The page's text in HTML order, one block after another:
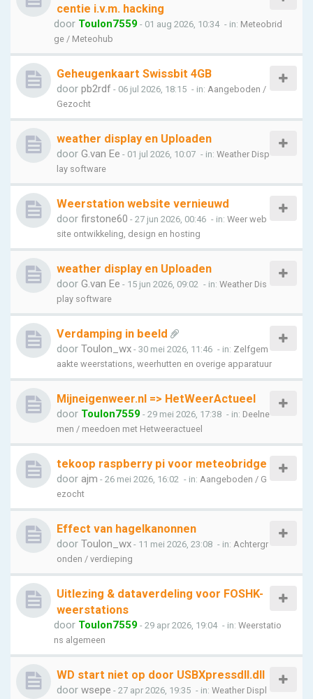
centie i.v.m. hacking
door Toulon7559 - 01 aug 2026, 10:34 - in: Meteobrid
ge / Meteohub
Geheugenkaart Swissbit 4GB
door pb2rdf - 06 jul 2026, 18:15 - in: Aangeboden /
Gezocht
weather display en Uploaden
door G.van Ee - 01 jul 2026, 10:07 - in: Weather Disp
lay software
Weerstation website vernieuwd
door firstone60 - 27 jun 2026, 00:46 - in: Weer web
site ontwikkeling, design en hosting
weather display en Uploaden
door G.van Ee - 15 jun 2026, 09:02 - in: Weather Dis
play software
Verdamping in beeld
door Toulon_wx - 30 mei 2026, 11:46 - in: Zelfgem
aakte weerstations, weerhutten en overige apparatuur
Mijneigenweer.nl => HetWeerActueel
door Toulon7559 - 29 mei 2026, 17:38 - in: Deelne
men / meedoen met Hetweeractueel
tekoop raspberry pi voor meteobridge
door ajm - 26 mei 2026, 16:02 - in: Aangeboden / G
ezocht
Effect van hagelkanonnen
door Toulon_wx - 11 mei 2026, 23:08 - in: Achtergr
onden / verdieping
Uitlezing & dataverdeling voor FOSHK-
weerstations
door Toulon7559 - 29 apr 2026, 19:04 - in: Weerstatio
ns algemeen
WD start niet op door USBXpressdll.dll
door wsepe - 27 apr 2026, 19:35 - in: Weather Displ